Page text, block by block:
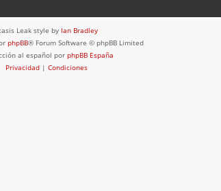
Leak style by Ian Bradley
phpBB® Forum Software © phpBB Limited
al español por phpBB España
Privacidad | Condiciones